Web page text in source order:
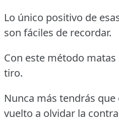
Lo único positivo de
son fáciles de recordar.
Con este método
tiro.
Nunca más tendrás
vuelto a olvidar la